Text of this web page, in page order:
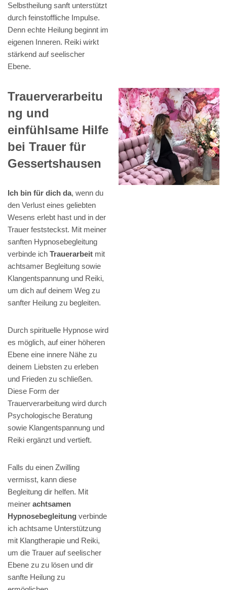
Selbstheilung sanft unterstützt
durch feinstoffliche Impulse.
Denn echte Heilung beginnt im
eigenen Inneren. Reiki wirkt
stärkend auf seelischer
Ebene.
Trauerverarbeitu
ng und
einfühlsame Hilfe
bei Trauer für
Gessertshausen
Ich bin für dich da, wenn du
den Verlust eines geliebten
Wesens erlebt hast und in der
Trauer feststeckst. Mit meiner
sanften Hypnosebegleitung
verbinde ich Trauerarbeit mit
achtsamer Begleitung sowie
Klangentspannung und Reiki,
um dich auf deinem Weg zu
sanfter Heilung zu begleiten.
Durch spirituelle Hypnose wird
es möglich, auf einer höheren
Ebene eine innere Nähe zu
deinem Liebsten zu erleben
und Frieden zu schließen.
Diese Form der
Trauerverarbeitung wird durch
Psychologische Beratung
sowie Klangentspannung und
Reiki ergänzt und vertieft.
Falls du einen Zwilling
vermisst, kann diese
Begleitung dir helfen. Mit
meiner achtsamen
Hypnosebegleitung verbinde
ich achtsame Unterstützung
mit Klangtherapie und Reiki,
um die Trauer auf seelischer
Ebene zu zu lösen und dir
sanfte Heilung zu